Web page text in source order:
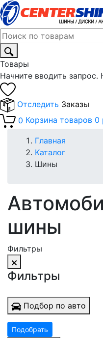
Товары
Начните вводить запрос.
Отследить Заказы
0 Корзина товаров 0
Главная
Каталог
Шины
шины
Фильтры
Фильтры
Подбор по авто
Подобрать